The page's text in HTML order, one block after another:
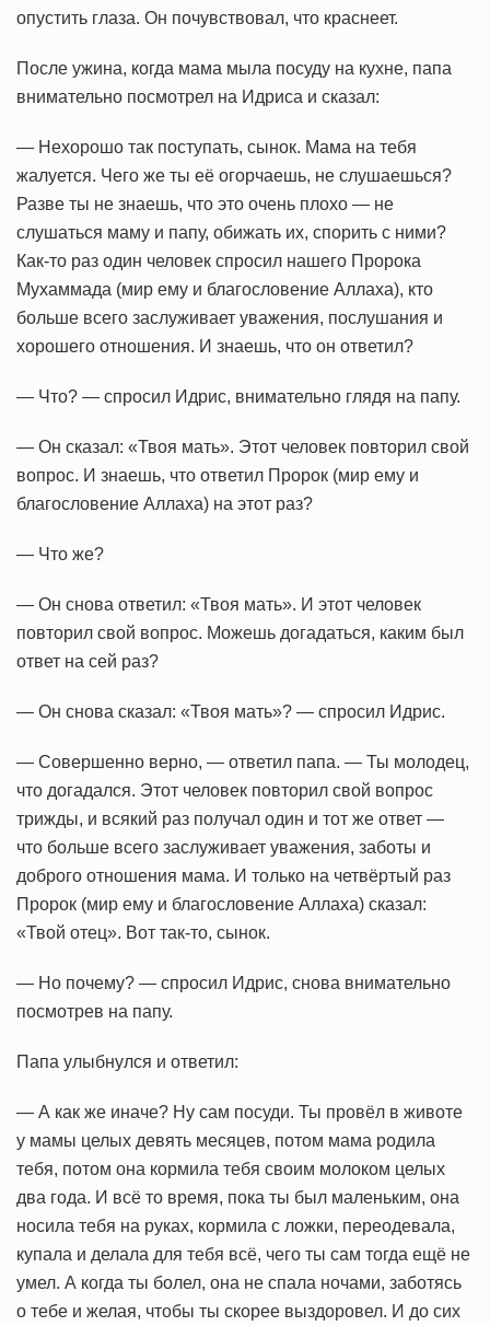
опустить глаза. Он почувствовал, что краснеет.
После ужина, когда мама мыла посуду на кухне, папа
внимательно посмотрел на Идриса и сказал:
— Нехорошо так поступать, сынок. Мама на тебя
жалуется. Чего же ты её огорчаешь, не слушаешься?
Разве ты не знаешь, что это очень плохо — не
слушаться маму и папу, обижать их, спорить с ними?
Как-то раз один человек спросил нашего Пророка
Мухаммада (мир ему и благословение Аллаха), кто
больше всего заслуживает уважения, послушания и
хорошего отношения. И знаешь, что он ответил?
— Что? — спросил Идрис, внимательно глядя на папу.
— Он сказал: «Твоя мать». Этот человек повторил свой
вопрос. И знаешь, что ответил Пророк (мир ему и
благословение Аллаха) на этот раз?
— Что же?
— Он снова ответил: «Твоя мать». И этот человек
повторил свой вопрос. Можешь догадаться, каким был
ответ на сей раз?
— Он снова сказал: «Твоя мать»? — спросил Идрис.
— Совершенно верно, — ответил папа. — Ты молодец,
что догадался. Этот человек повторил свой вопрос
трижды, и всякий раз получал один и тот же ответ —
что больше всего заслуживает уважения, заботы и
доброго отношения мама. И только на четвёртый раз
Пророк (мир ему и благословение Аллаха) сказал:
«Твой отец». Вот так-то, сынок.
— Но почему? — спросил Идрис, снова внимательно
посмотрев на папу.
Папа улыбнулся и ответил:
— А как же иначе? Ну сам посуди. Ты провёл в животе
у мамы целых девять месяцев, потом мама родила
тебя, потом она кормила тебя своим молоком целых
два года. И всё то время, пока ты был маленьким, она
носила тебя на руках, кормила с ложки, переодевала,
купала и делала для тебя всё, чего ты сам тогда ещё не
умел. А когда ты болел, она не спала ночами, заботясь
о тебе и желая, чтобы ты скорее выздоровел. И до сих